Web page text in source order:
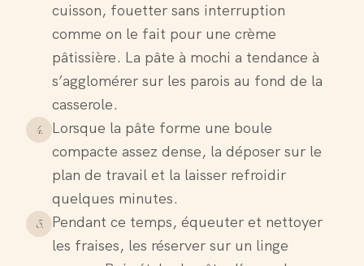
cuisson, fouetter sans interruption
comme on le fait pour une crème
pâtissière. La pâte à mochi a tendance à
s’agglomérer sur les parois au fond de la
casserole.
4.
Lorsque la pâte forme une boule
compacte assez dense, la déposer sur le
plan de travail et la laisser refroidir
quelques minutes.
5.
Pendant ce temps, équeuter et nettoyer
les fraises, les réserver sur un linge